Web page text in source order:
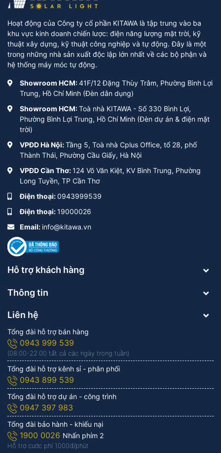
Hoạt động của Công ty cổ phần KITAWA là tập trung vào ba
khu vực kinh doanh chiến lược: điện năng lượng mặt trời, kỹ
thuật xây dựng, kỹ thuật công nghiệp và tự động. Đây là một
trong những nhà sản xuất độc lập lớn nhất về các bộ phận và
hệ thống máy móc tự động.
Showroom HCM:41F/12 Đặng Thùy Trâm, Phường Bình Lợi
Trung, Hồ Chí Minh (Đèn dân dụng)
Showroom HCM:Toà nhà KITAWA - Số 330 Bình Lợi,
Phường Bình Lợi Trung, Hồ Chí Minh (Đèn dự án & điện mặt
trời)
VPĐD Hà Nội:Tầng 5, Toà nhà Cplus Office, tổ 28, phố
Thành Thái, Phường Cầu Giấy, Hà Nội
VPĐD Cần Thơ:124 Võ Văn Kiệt, KV Bình Trung, Phường
Long Tuyền, TP Cần Thơ
Điện thoại:0943999539
Điện thoại:19000026
Email: info@kitawa.vn
Hỗ trợ khách hàng
Thông tin
Liên hệ
Tổng đài hỗ trợ bán hàng
0943 999 539
(08:00-22:00 tất cả các ngày trong tuần)
Tổng đài hỗ trợ kênh sỉ - phân phối
0943 899 539
Tổng đài hỗ trợ dự án - công trình
0947 397 983
Tổng đài bảo hành - khiếu nại
1900 0026 Nhấn phím 2
Hỗ trợ cước phí 1.000đ/phút